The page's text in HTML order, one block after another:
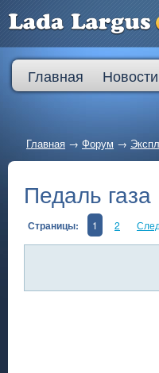
Главная Новости
Главная → Форум →
Педаль газа
Страницы: 1 2